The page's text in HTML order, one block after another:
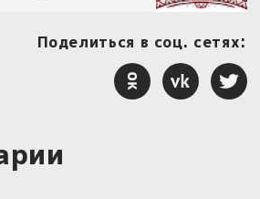
Поделиться в соц. сетях: